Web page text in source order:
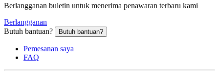
Berlangganan buletin untuk menerima penawaran terbaru kami
Berlangganan
Butuh bantuan?
Butuh bantuan?
Pemesanan saya
FAQ